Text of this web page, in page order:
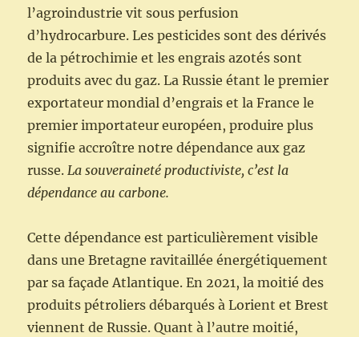
l’agroindustrie vit sous perfusion
d’hydrocarbure. Les pesticides sont des dérivés
de la pétrochimie et les engrais azotés sont
produits avec du gaz. La Russie étant le premier
exportateur mondial d’engrais et la France le
premier importateur européen, produire plus
signifie accroître notre dépendance aux gaz
russe.La souveraineté productiviste, c’est la
dépendance au carbone.
Cette dépendance est particulièrement visible
dans une Bretagne ravitaillée énergétiquement
par sa façade Atlantique. En 2021, la moitié des
produits pétroliers débarqués à Lorient et Brest
viennent de Russie. Quant à l’autre moitié,